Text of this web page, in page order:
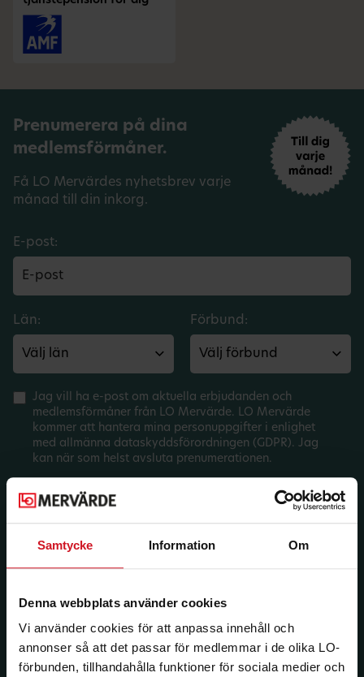
Samtycke Information Om
Denna webbplats använder cookies
Vi använder cookies för att anpassa innehåll och
annonser så att det passar för medlemmar i de olika LO-
förbunden, tillhandahålla funktioner för sociala medier och
Prenumerera på dina
medlemsförmåner.
Få LO Mervärdes nyhetsbrev varje
månad till din inkorg.
E-post:
Län: Förbund:
Jag vill ha e-post om aktuella erbjudanden och
medlemsförmåner från LO Mervärde. LO Mervärde
kommer att hantera mina personuppgifter i enlighet
med allmänna dataskyddsförordningen (GDPR). Jag
kan när som helst avsluta prenumerationen.